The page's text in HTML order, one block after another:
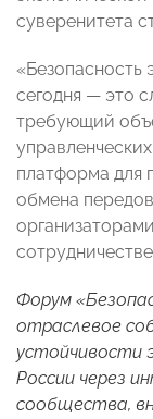
суверенитета
«Безопасность
сегодня — это
требующий
платформа для
обмена
Форум
отраслевое
устойчивости
России через
сообщества,